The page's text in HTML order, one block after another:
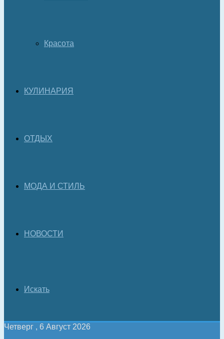
Красота
КУЛИНАРИЯ
ОТДЫХ
МОДА И СТИЛЬ
НОВОСТИ
Искать
Четверг , 6 Август 2026